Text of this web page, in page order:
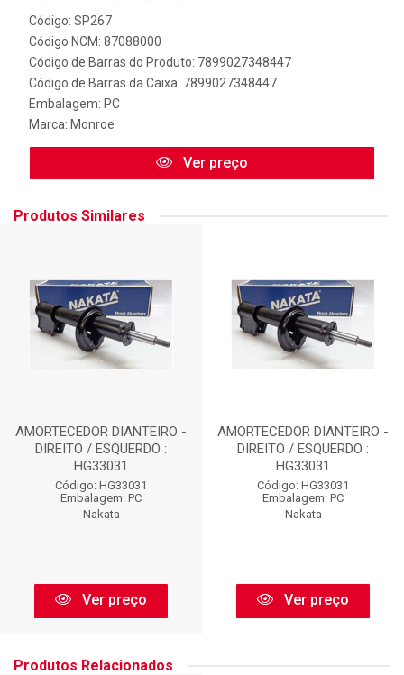
Código: SP267
Código NCM: 87088000
Código de Barras do Produto: 7899027348447
Código de Barras da Caixa: 7899027348447
Embalagem: PC
Marca: Monroe
Ver preço
Produtos Similares
AMORTECEDOR DIANTEIRO -
DIREITO / ESQUERDO :
HG33031
Código: HG33031
Embalagem: PC
Nakata
Ver preço
AMORTECEDOR DIANTEIRO -
DIREITO / ESQUERDO :
HG33031
Código: HG33031
Embalagem: PC
Nakata
Ver preço
Produtos Relacionados